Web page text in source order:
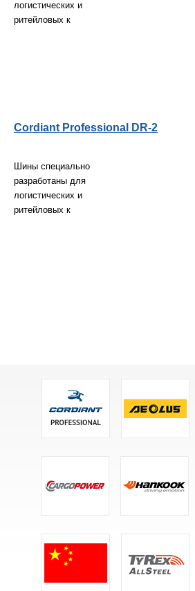
логистических и
ритейловых к
Cordiant Professional DR-2
Шины специально
разработаны для
логистических и
ритейловых к